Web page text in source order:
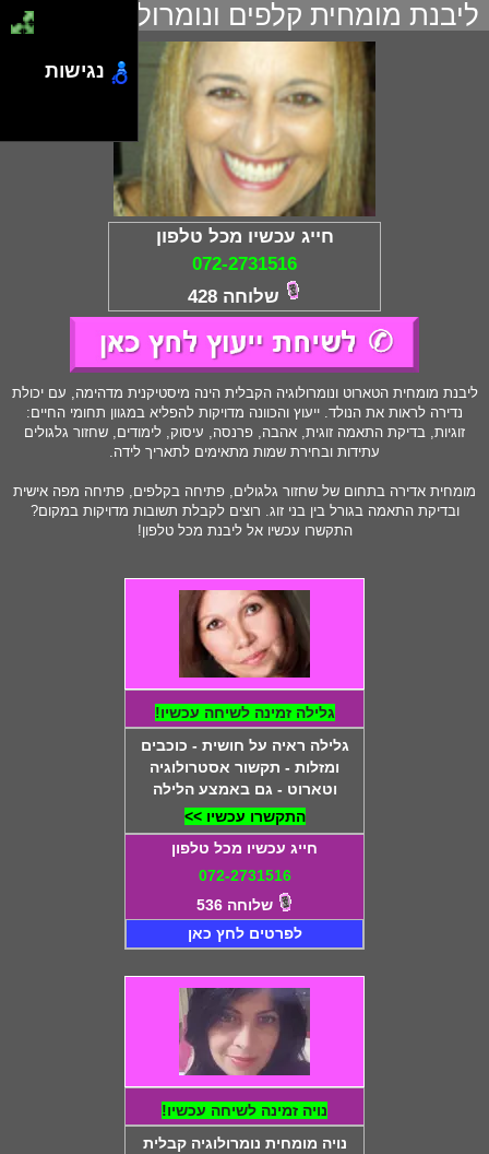
ליבנת מומחית קלפים ונומרולוגיה קבלית
חייג עכשיו מכל טלפון
072-2731516
שלוחה 428
ליבנת מומחית הטארוט ונומרולוגיה הקבלית הינה מיסטיקנית מדהימה, עם יכולת
נדירה לראות את הנולד. ייעוץ והכוונה מדויקות להפליא במגוון תחומי החיים:
זוגיות, בדיקת התאמה זוגית, אהבה, פרנסה, עיסוק, לימודים, שחזור גלגולים
עתידות ובחירת שמות מתאימים לתאריך לידה.
מומחית אדירה בתחום של שחזור גלגולים, פתיחה בקלפים, פתיחה מפה אישית
ובדיקת התאמה בגורל בין בני זוג. רוצים לקבלת תשובות מדויקות במקום?
התקשרו עכשיו אל ליבנת מכל טלפון!
גלילה זמינה לשיחה עכשיו!
גלילה ראיה על חושית - כוכבים
ומזלות - תקשור אסטרולוגיה
וטארוט - גם באמצע הלילה
התקשרו עכשיו >>
חייג עכשיו מכל טלפון
072-2731516
שלוחה 536
לפרטים לחץ כאן
נויה זמינה לשיחה עכשיו!
נויה מומחית נומרולוגיה קבלית
נגישות